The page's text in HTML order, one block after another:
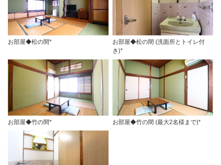
お部屋◆松の間*
お部屋◆松の間 (洗面所とトイレ付
き)*
お部屋◆竹の間* お部屋◆竹の間 (最大2名様まで)*